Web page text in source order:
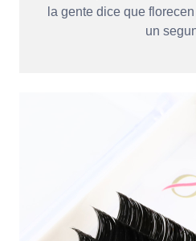
la gente dice que
un